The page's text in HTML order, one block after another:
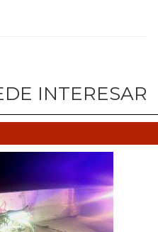
INTERESAR